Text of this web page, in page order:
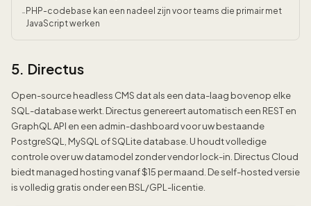
- PHP-codebase kan een nadeel zijn voor teams die primair met
JavaScript werken
5. Directus
Open-source headless CMS dat als een data-laag bovenop elke
SQL-database werkt. Directus genereert automatisch een REST en
GraphQL API en een admin-dashboard voor uw bestaande
PostgreSQL, MySQL of SQLite database. U houdt volledige
controle over uw datamodel zonder vendor lock-in. Directus Cloud
biedt managed hosting vanaf $15 per maand. De self-hosted versie
is volledig gratis onder een BSL/GPL-licentie.